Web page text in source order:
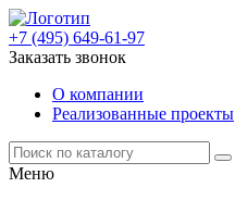
+7 (495) 649-61-97
Заказать звонок
О компании
Реализованные проекты
Меню